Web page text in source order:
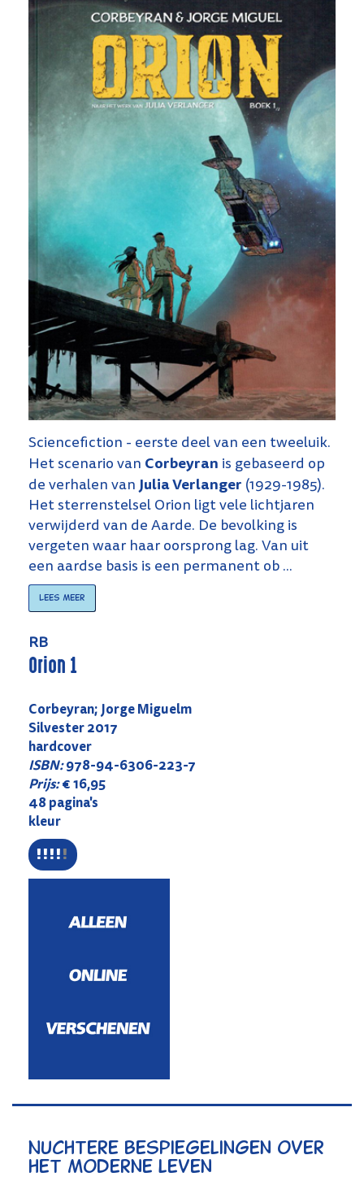
Sciencefiction - eerste deel van een tweeluik.
Het scenario van Corbeyran is gebaseerd op
de verhalen van Julia Verlanger (1929-1985).
Het sterrenstelsel Orion ligt vele lichtjaren
verwijderd van de Aarde. De bevolking is
vergeten waar haar oorsprong lag. Van uit
een aardse basis is een permanent ob ...
Lees meer
RB
Orion 1
Corbeyran; Jorge Miguelm
Silvester 2017
hardcover
ISBN:978-94-6306-223-7
Prijs:€ 16,95
48 pagina's
kleur
Nuchtere bespiegelingen over
het moderne leven